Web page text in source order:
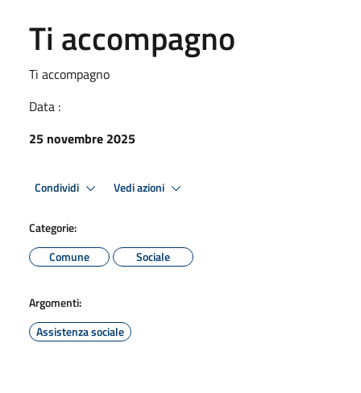
Ti accompagno
Ti accompagno
Data :
25 novembre 2025
Condividi Vedi azioni
Categorie:
Comune
Sociale
Argomenti:
Assistenza sociale